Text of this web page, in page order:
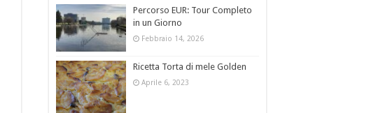
Percorso EUR: Tour Completo
in un Giorno
Febbraio 14, 2026
Ricetta Torta di mele Golden
Aprile 6, 2023